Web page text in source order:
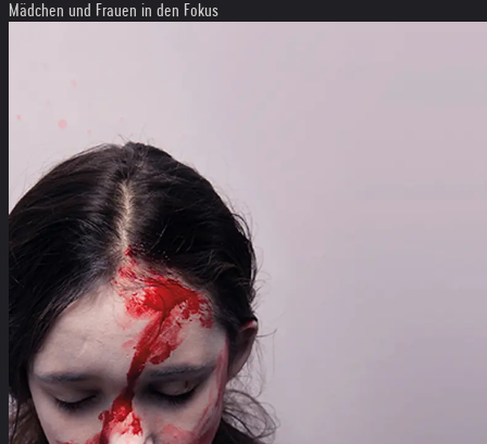
Mädchen und Frauen in den Fokus